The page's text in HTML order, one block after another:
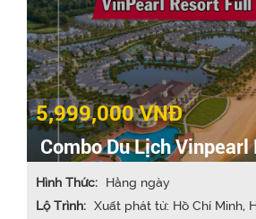
5,999,000 VNĐ
Combo Du Lịch Vinpearl
4N3Đ trọn gói ăn ún và
Hình Thức: Hằng ngày
Lộ Trình: Xuất phát từ: Hồ Chí Minh,